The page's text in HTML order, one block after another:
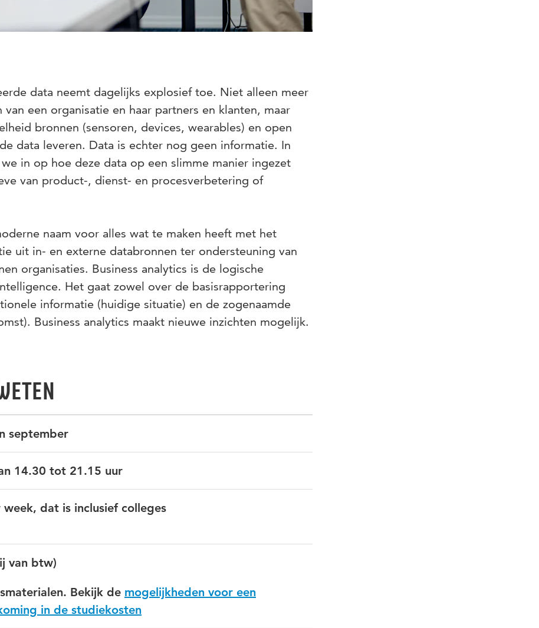
data neemt dagelijks explosief toe. Niet alleen meer
een organisatie en haar partners en klanten, maar
bronnen (sensoren, devices, wearables) en open
data leveren. Data is echter nog geen informatie. In
in op hoe deze data op een slimme manier ingezet
van product-, dienst- en procesverbetering of
naam voor alles wat te maken heeft met het
uit in- en externe databronnen ter ondersteuning van
organisaties. Business analytics is de logische
Het gaat zowel over de basisrapportering
informatie (huidige situatie) en de zogenaamde
Business analytics maakt nieuwe inzichten mogelijk.
september
14.30 tot 21.15 uur
dat is inclusief colleges
van btw)
Bekijk de mogelijkheden voor een
in de studiekosten